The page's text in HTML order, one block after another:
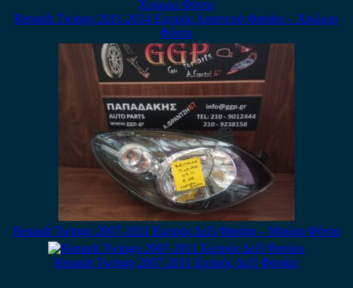
Renault Twingo 2011-2014 Εμπρός Αριστερό Φανάρι – Χρώμιο
Φόντο
Renault Twingo 2007-2011 Εμπρός Δεξί Φανάρι – Μαύρο Φόντο
Renault Twingo 2007-2011 Εμπρός Δεξί Φανάρι